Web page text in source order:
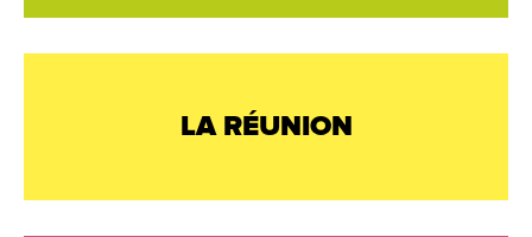
LA RÉUNION